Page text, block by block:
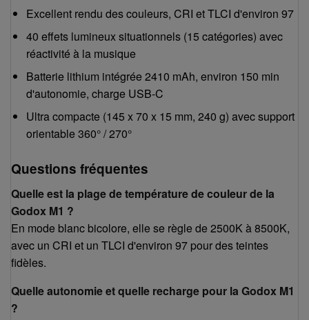
Excellent rendu des couleurs, CRI et TLCI d'environ 97
40 effets lumineux situationnels (15 catégories) avec
réactivité à la musique
Batterie lithium intégrée 2410 mAh, environ 150 min
d'autonomie, charge USB-C
Ultra compacte (145 x 70 x 15 mm, 240 g) avec support
orientable 360° / 270°
Questions fréquentes
Quelle est la plage de température de couleur de la
Godox M1 ?
En mode blanc bicolore, elle se règle de 2500K à 8500K,
avec un CRI et un TLCI d'environ 97 pour des teintes
fidèles.
Quelle autonomie et quelle recharge pour la Godox M1
?